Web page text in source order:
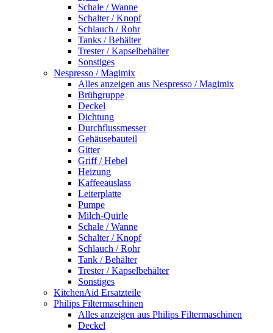
Schale / Wanne
Schalter / Knopf
Schlauch / Rohr
Tanks / Behälter
Trester / Kapselbehälter
Sonstiges
Nespresso / Magimix
Alles anzeigen aus Nespresso / Magimix
Brühgruppe
Deckel
Dichtung
Durchflussmesser
Gehäusebauteil
Gitter
Griff / Hebel
Heizung
Kaffeeauslass
Leiterplatte
Pumpe
Milch-Quirle
Schale / Wanne
Schalter / Knopf
Schlauch / Rohr
Tank / Behälter
Trester / Kapselbehälter
Sonstiges
KitchenAid Ersatzteile
Philips Filtermaschinen
Alles anzeigen aus Philips Filtermaschinen
Deckel